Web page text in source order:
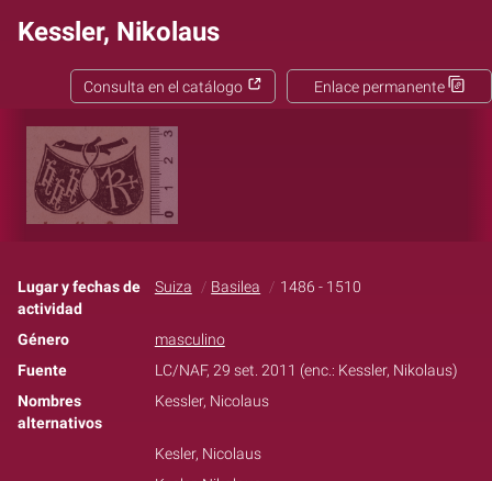
Kessler, Nikolaus
Enlace permanente
Consulta en el catálogo
Lugar y fechas de
actividad
Suiza Basilea 1486 - 1510
Género
masculino
Fuente
LC/NAF, 29 set. 2011 (enc.: Kessler, Nikolaus)
Nombres
alternativos
Kessler, Nicolaus
Kesler, Nicolaus